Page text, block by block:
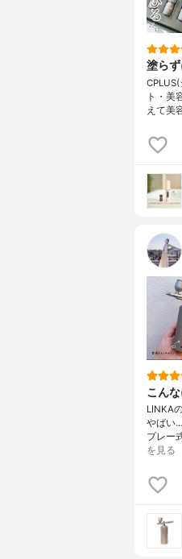
塗らず
ト・
えて美
こん
LINKA
やばい
プレー
を見る